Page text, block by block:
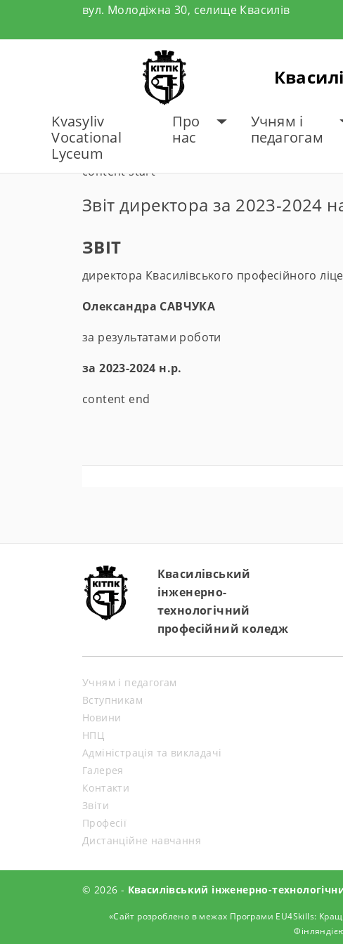
вул. Молодіжна 30, селище Квасилів
Kvasyliv
Vocational
Lyceum
Про
нас
Учням і
педагогам
content start
Звіт директора за 2023-2024
ЗВІТ
директора Квасилівського професійного
Олександра САВЧУКА
за результатами роботи
за 2023-2024 н.р.
content end
Квасилівський
інженерно-
технологічний
професійний коледж
Учням і педагогам
Вступникам
Новини
НПЦ
Адміністрація та викладачі
Галерея
Контакти
Звіти
Професії
Дистанційне навчання
© 2026 - Квасилівський інженерно-
«Сайт розроблено в межах Програми EU4Skills: